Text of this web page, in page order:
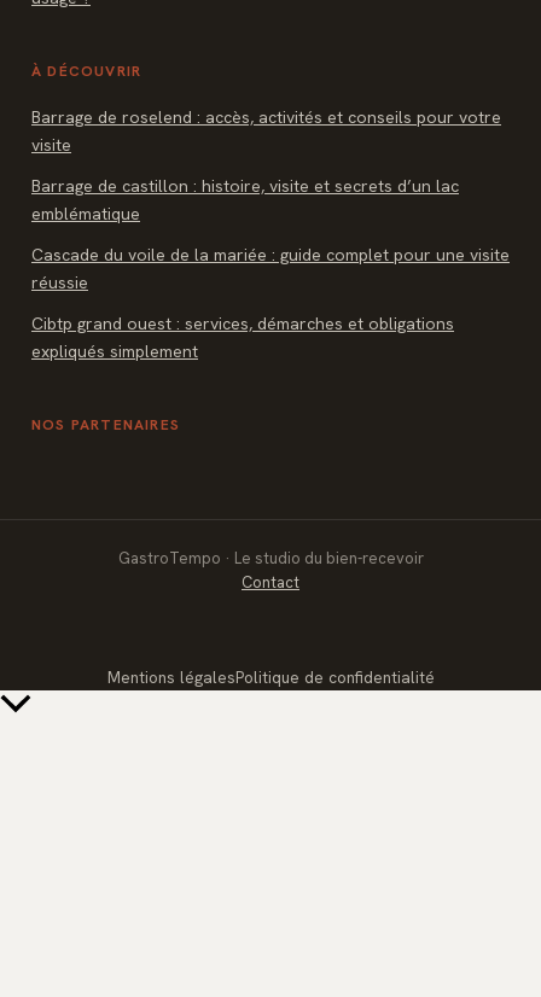
À DÉCOUVRIR
Barrage de roselend : accès, activités et conseils pour votre
visite
Barrage de castillon : histoire, visite et secrets d’un lac
emblématique
Cascade du voile de la mariée : guide complet pour une visite
réussie
Cibtp grand ouest : services, démarches et obligations
expliqués simplement
NOS PARTENAIRES
GastroTempo · Le studio du bien-recevoir
Contact
Mentions légalesPolitique de confidentialité